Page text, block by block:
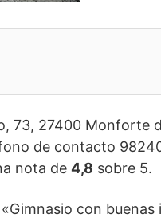
73, 27400 Monforte
de contacto
nota de 4,8 sobre 5.
con